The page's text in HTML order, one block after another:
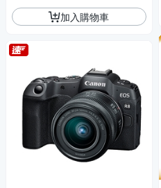
加入購物車